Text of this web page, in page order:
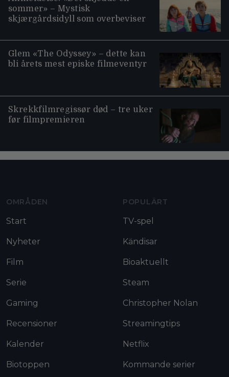
sommer» – Mystisk
skjærgårdsidyll som overbeviser
Glem «The Odyssey» – dette kan
bli årets mest episke filmeventyr
Skrekkfilmregissør død – tre uker
før filmpremieren
OMRÅDEN
Start
Nyheter
Film
Serie
Gaming
Recensioner
Kalender
Biotoppen
POPULÄRT
TV-spel
Kändisar
Bioaktuellt
Steam
Christopher Nolan
Streamingtips
Netflix
Kommande serier